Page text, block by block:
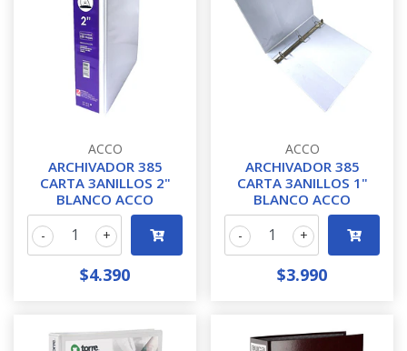
ACCO
ARCHIVADOR 385
CARTA 3ANILLOS 2"
BLANCO ACCO
+
-
$4.390
ACCO
ARCHIVADOR 385
CARTA 3ANILLOS 1"
BLANCO ACCO
+
-
$3.990